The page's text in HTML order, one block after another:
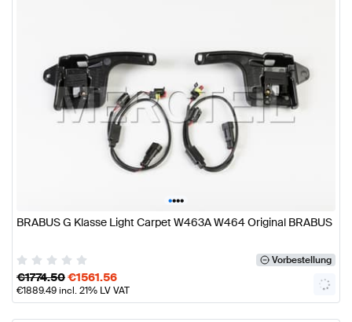
••••
BRABUS G Klasse Light Carpet W463A W464 Original BRABUS
Vorbestellung
€1774.50€1561.56
€1889.49incl. 21% LV VAT